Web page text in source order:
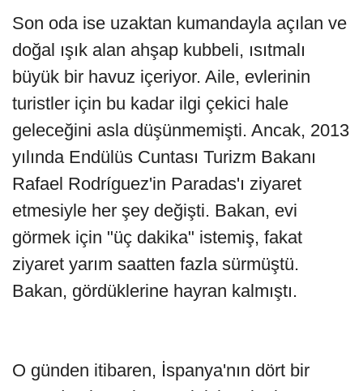
Son oda ise uzaktan kumandayla açılan ve
doğal ışık alan ahşap kubbeli, ısıtmalı
büyük bir havuz içeriyor. Aile, evlerinin
turistler için bu kadar ilgi çekici hale
geleceğini asla düşünmemişti. Ancak, 2013
yılında Endülüs Cuntası Turizm Bakanı
Rafael Rodríguez'in Paradas'ı ziyaret
etmesiyle her şey değişti. Bakan, evi
görmek için "üç dakika" istemiş, fakat
ziyaret yarım saatten fazla sürmüştü.
Bakan, gördüklerine hayran kalmıştı.
O günden itibaren, İspanya'nın dört bir